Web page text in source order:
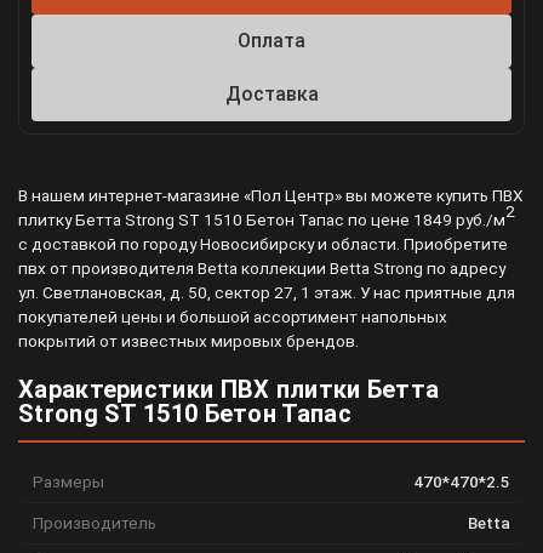
Оплата
Доставка
В нашем интернет-магазине «Пол Центр» вы можете купить ПВХ
плитку Бетта Strong ST 1510 Бетон Тапас по цене 1849 руб./м2
с доставкой по городу Новосибирску и области. Приобретите
пвх от производителя Betta коллекции Betta Strong по адресу
ул. Светлановская, д. 50, сектор 27, 1 этаж. У нас приятные для
покупателей цены и большой ассортимент напольных
покрытий от известных мировых брендов.
Характеристики ПВХ плитки Бетта
Strong ST 1510 Бетон Тапас
Размеры 470*470*2.5
Производитель Betta